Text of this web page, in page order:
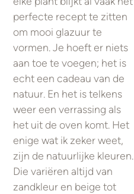
perfecte recept te zitten
om mooi glazuur te
vormen. Je hoeft er niets
aan toe te voegen; het is
echt een cadeau van de
natuur. En het is telkens
weer een verrassing als
het uit de oven komt. Het
enige wat ik zeker weet,
zijn de natuurlijke kleuren.
Die variëren altijd van
zandkleur en beige tot